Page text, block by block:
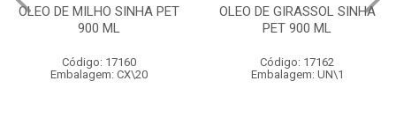
OLEO DE MILHO SINHA PET
900 ML
Código: 17160
Embalagem: CX\20
OLEO DE GIRASSOL SINHA
PET 900 ML
Código: 17162
Embalagem: UN\1